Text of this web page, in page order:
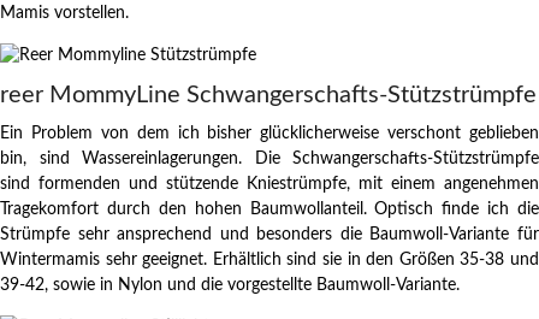
Mamis vorstellen.
reer MommyLine Schwangerschafts-Stützstrümpfe
Ein Problem von dem ich bisher glücklicherweise verschont geblieben
bin, sind Wassereinlagerungen. Die Schwangerschafts-Stützstrümpfe
sind formenden und stützende Kniestrümpfe, mit einem angenehmen
Tragekomfort durch den hohen Baumwollanteil. Optisch finde ich die
Strümpfe sehr ansprechend und besonders die Baumwoll-Variante für
Wintermamis sehr geeignet. Erhältlich sind sie in den Größen 35-38 und
39-42, sowie in Nylon und die vorgestellte Baumwoll-Variante.